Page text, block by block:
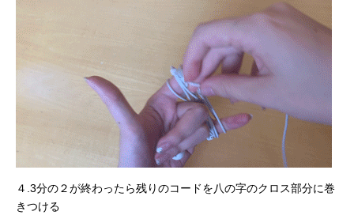
４.3分の２が終わったら残りのコードを八の字のクロス部分に巻
きつける